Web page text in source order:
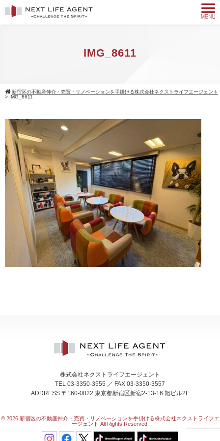
IMG_8611
新宿区の不動産仲介・売買・リノベーションを手掛ける株式会社ネクストライフエージェント
> IMG_8611
株式会社ネクストライフエージェント
TEL 03-3350-3555 ／ FAX 03-3350-3557
ADDRESS 〒160-0022 東京都新宿区新宿2-13-16 旭ビル2F
© 2026 新宿区の不動産仲介・売買・リノベーションを手掛ける株式会社ネクストライフエ
ージェント All Rights Reserved.